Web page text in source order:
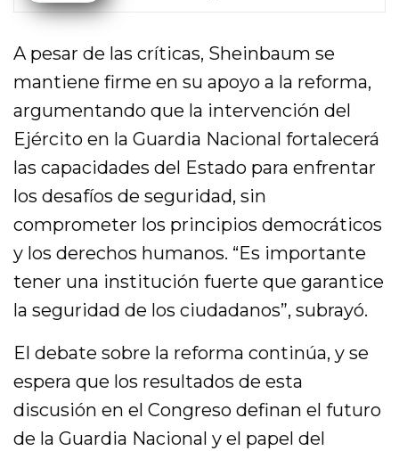
A pesar de las críticas, Sheinbaum se
mantiene firme en su apoyo a la reforma,
argumentando que la intervención del
Ejército en la Guardia Nacional fortalecerá
las capacidades del Estado para enfrentar
los desafíos de seguridad, sin
comprometer los principios democráticos
y los derechos humanos. “Es importante
tener una institución fuerte que garantice
la seguridad de los ciudadanos”, subrayó.
El debate sobre la reforma continúa, y se
espera que los resultados de esta
discusión en el Congreso definan el futuro
de la Guardia Nacional y el papel del